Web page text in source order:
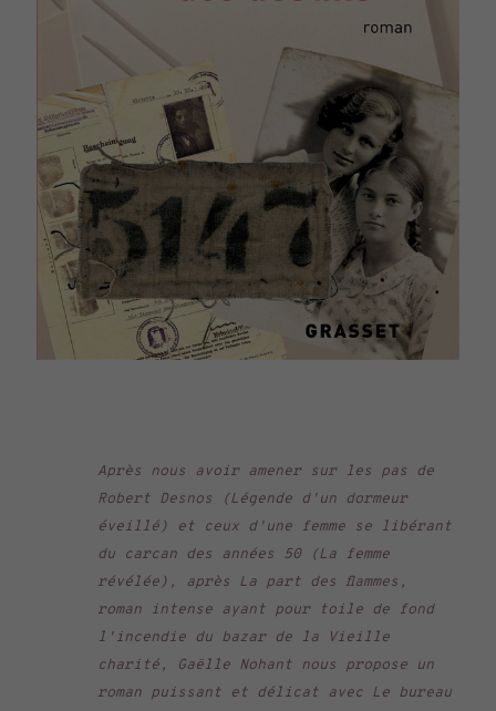
Après nous avoir amener sur les pas de
Robert Desnos (Légende d'un dormeur
éveillé) et ceux d'une femme se libérant
du carcan des années 50 (La femme
révélée), après La part des flammes,
roman intense ayant pour toile de fond
l'incendie du bazar de la Vieille
charité, Gaëlle Nohant nous propose un
roman puissant et délicat avec Le bureau